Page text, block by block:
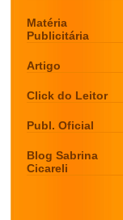
Matéria
Publicitária
Artigo
Click do Leitor
Publ. Oficial
Blog Sabrina
Cicareli